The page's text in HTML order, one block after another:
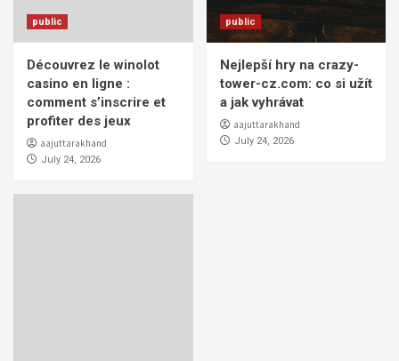
public
Découvrez le winolot
casino en ligne :
comment s’inscrire et
profiter des jeux
aajuttarakhand
July 24, 2026
public
Nejlepší hry na crazy-
tower-cz.com: co si užít
a jak vyhrávat
aajuttarakhand
July 24, 2026